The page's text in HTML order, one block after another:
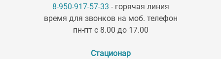
8-950-917-57-33 - горячая линия
время для звонков на моб. телефон
пн-пт с 8.00 до 17.00
Стационар